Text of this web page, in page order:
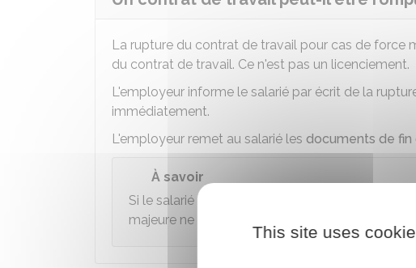
La rupture du contrat de travail pour cas de force
du contrat de travail. Ce n'est pas un licenciement.
L'employeur informe le salarié par écrit de la
immédiatement.
L'employeur remet au salarié les documents de
À savoir
Si le salarié estime que les conditions d'une
majeure ne sont pas réunies, il peut
This site uses